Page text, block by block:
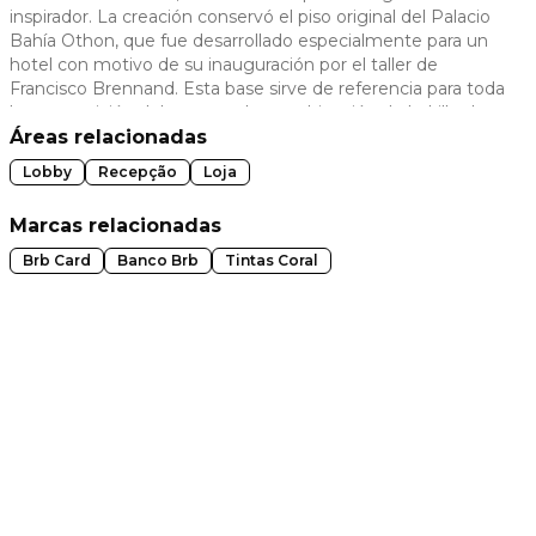
slide
slide
inspirador. La creación conservó el piso original del Palacio
Bahía Othon, que fue desarrollado especialmente para un
hotel con motivo de su inauguración por el taller de
Francisco Brennand. Esta base sirve de referencia para toda
la composición del entorno. La combinación de ladrillo de
arcilla con hormigón moderno y madera clásica de palo de
rosa crea una armonía entre lo antiguo y lo nuevo,
complementando la arquitectura del espacio con
Áreas relacionadas
Lobby Recepção Loja
Marcas relacionadas
Brb Card Banco Brb Tintas Coral